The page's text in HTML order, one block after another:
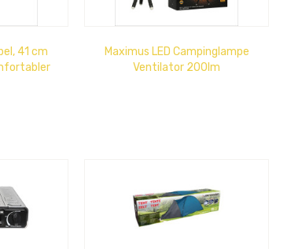
41 cm
Maximus LED Campinglampe
Ventilator 200lm